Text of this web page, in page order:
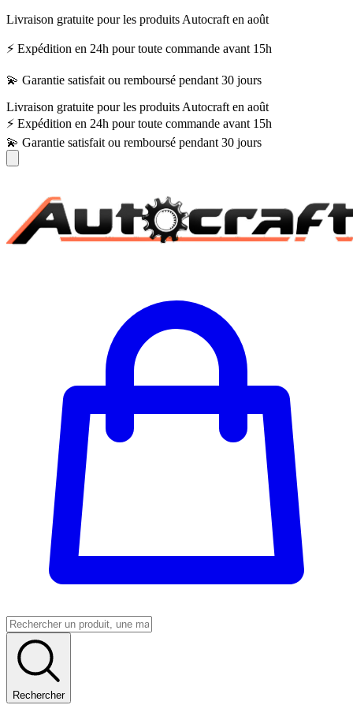
Livraison gratuite pour les produits Autocraft en août
⚡ Expédition en 24h pour toute commande avant 15h
💫 Garantie satisfait ou remboursé pendant 30 jours
Livraison gratuite pour les produits Autocraft en août
⚡ Expédition en 24h pour toute commande avant 15h
💫 Garantie satisfait ou remboursé pendant 30 jours
Rechercher